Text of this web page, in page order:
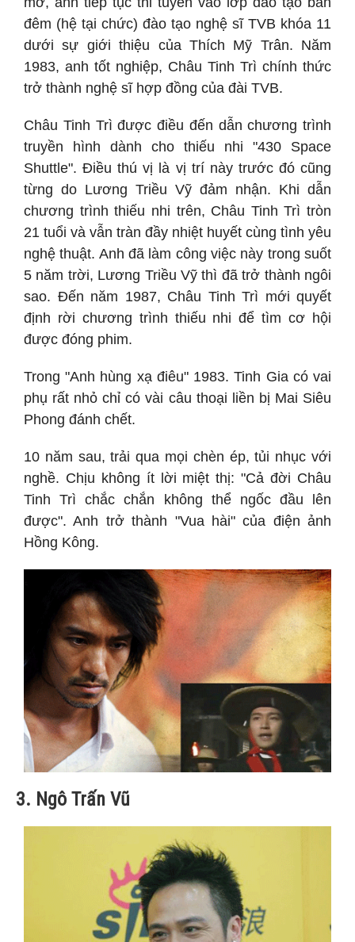
đêm (hệ tại chức) đào tạo nghệ sĩ TVB khóa 11
dưới sự giới thiệu của Thích Mỹ Trân. Năm
1983, anh tốt nghiệp, Châu Tinh Trì chính thức
trở thành nghệ sĩ hợp đồng của đài TVB.
Châu Tinh Trì được điều đến dẫn chương trình
truyền hình dành cho thiếu nhi "430 Space
Shuttle". Điều thú vị là vị trí này trước đó cũng
từng do Lương Triều Vỹ đảm nhận. Khi dẫn
chương trình thiếu nhi trên, Châu Tinh Trì tròn
21 tuổi và vẫn tràn đầy nhiệt huyết cùng tình yêu
nghệ thuật. Anh đã làm công việc này trong suốt
5 năm trời, Lương Triều Vỹ thì đã trở thành ngôi
sao. Đến năm 1987, Châu Tinh Trì mới quyết
định rời chương trình thiếu nhi để tìm cơ hội
được đóng phim.
Trong "Anh hùng xạ điêu" 1983. Tinh Gia có vai
phụ rất nhỏ chỉ có vài câu thoại liền bị Mai Siêu
Phong đánh chết.
10 năm sau, trải qua mọi chèn ép, tủi nhục với
nghề. Chịu không ít lời miệt thị: "Cả đời Châu
Tinh Trì chắc chắn không thể ngốc đầu lên
được". Anh trở thành "Vua hài" của điện ảnh
Hồng Kông.
3. Ngô Trấn Vũ